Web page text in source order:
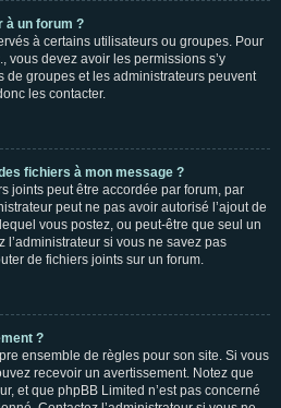
à un forum ?
à certains utilisateurs ou groupes. Pour
vous devez avoir les permissions s’y
de groupes et les administrateurs peuvent
les contacter.
fichiers à mon message ?
joints peut être accordée par forum, par
peut ne pas avoir autorisé l’ajout de
vous postez, ou peut-être que seul un
si vous ne savez pas
de fichiers joints sur un forum.
?
ensemble de règles pour son site. Si vous
recevoir un avertissement. Notez que
et que phpBB Limited n’est pas concerné